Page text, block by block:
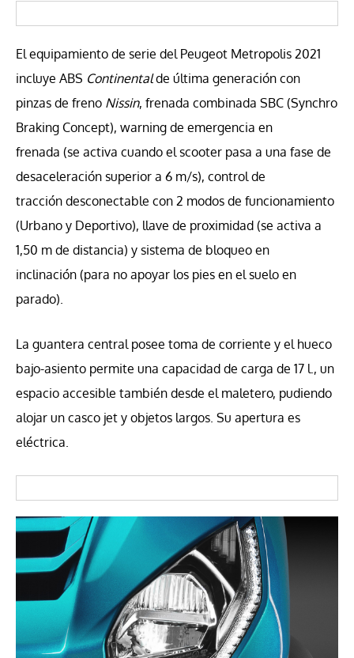
El equipamiento de serie del Peugeot Metropolis 2021
incluye ABS Continentalde última generación con
pinzas de freno Nissin, frenada combinada SBC (Synchro
Braking Concept), warning de emergencia en
frenada (se activa cuando el scooter pasa a una fase de
desaceleración superior a 6 m/s), control de
tracción desconectable con 2 modos de funcionamiento
(Urbano y Deportivo), llave de proximidad (se activa a
1,50 m de distancia) y sistema de bloqueo en
inclinación (para no apoyar los pies en el suelo en
parado).
La guantera central posee toma de corriente y el hueco
bajo-asiento permite una capacidad de carga de 17 l., un
espacio accesible también desde el maletero, pudiendo
alojar un casco jet y objetos largos. Su apertura es
eléctrica.